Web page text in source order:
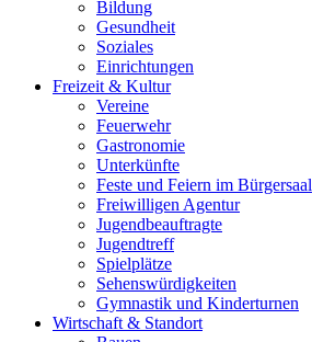
Bildung
Gesundheit
Soziales
Einrichtungen
Freizeit & Kultur
Vereine
Feuerwehr
Gastronomie
Unterkünfte
Feste und Feiern im Bürgersaal
Freiwilligen Agentur
Jugendbeauftragte
Jugendtreff
Spielplätze
Sehenswürdigkeiten
Gymnastik und Kinderturnen
Wirtschaft & Standort